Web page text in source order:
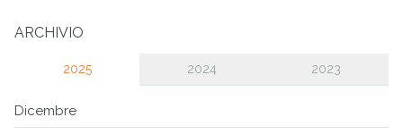
ARCHIVIO
2025 2024 2023
Dicembre